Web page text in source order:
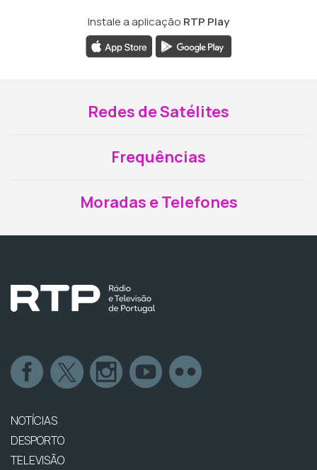
Instale a aplicação RTP Play
Redes de Satélites
Frequências
Moradas e Telefones
NOTÍCIAS
DESPORTO
TELEVISÃO